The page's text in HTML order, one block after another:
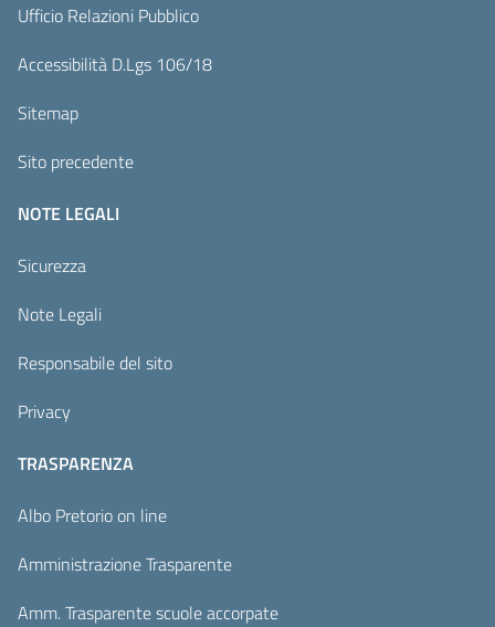
Ufficio Relazioni Pubblico
Accessibilità D.Lgs 106/18
Sitemap
Sito precedente
NOTE LEGALI
Sicurezza
Note Legali
Responsabile del sito
Privacy
TRASPARENZA
Albo Pretorio on line
Amministrazione Trasparente
Amm. Trasparente scuole accorpate